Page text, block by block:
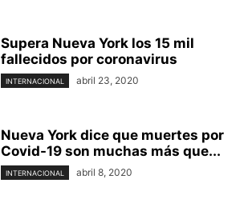
Supera Nueva York los 15 mil
fallecidos por coronavirus
INTERNACIONAL abril 23, 2020
Nueva York dice que muertes por
Covid-19 son muchas más que...
INTERNACIONAL abril 8, 2020